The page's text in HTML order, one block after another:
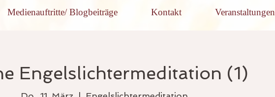
Medienauftritte/ Blogbeiträge Kontakt Veranstaltungen
Engelslichtermeditation (1)